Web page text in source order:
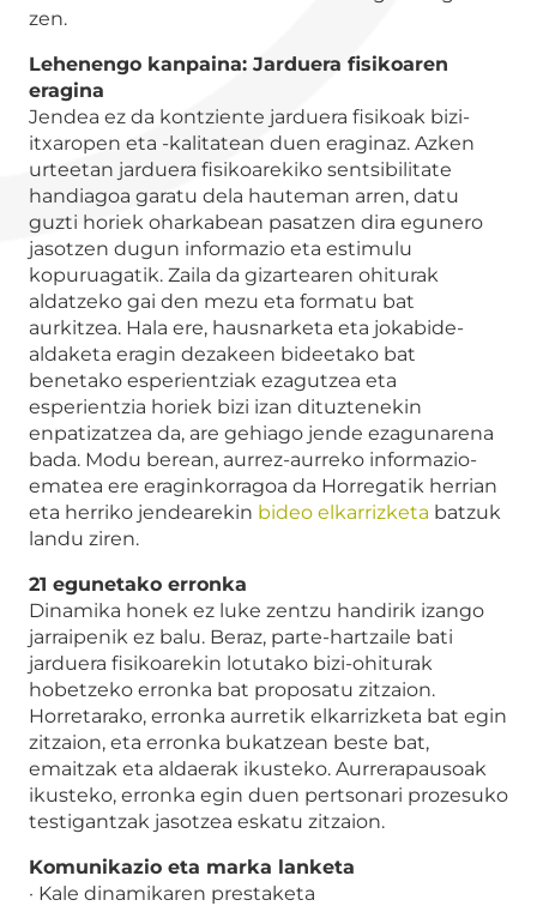
zen.
Lehenengo kanpaina: Jarduera fisikoaren
eragina
Jendea ez da kontziente jarduera fisikoak bizi-
itxaropen eta -kalitatean duen eraginaz. Azken
urteetan jarduera fisikoarekiko sentsibilitate
handiagoa garatu dela hauteman arren, datu
guzti horiek oharkabean pasatzen dira egunero
jasotzen dugun informazio eta estimulu
kopuruagatik. Zaila da gizartearen ohiturak
aldatzeko gai den mezu eta formatu bat
aurkitzea. Hala ere, hausnarketa eta jokabide-
aldaketa eragin dezakeen bideetako bat
benetako esperientziak ezagutzea eta
esperientzia horiek bizi izan dituztenekin
enpatizatzea da, are gehiago jende ezagunarena
bada. Modu berean, aurrez-aurreko informazio-
ematea ere eraginkorragoa da Horregatik herrian
eta herriko jendearekin bideo elkarrizketa batzuk
landu ziren.
21 egunetako erronka
Dinamika honek ez luke zentzu handirik izango
jarraipenik ez balu. Beraz, parte-hartzaile bati
jarduera fisikoarekin lotutako bizi-ohiturak
hobetzeko erronka bat proposatu zitzaion.
Horretarako, erronka aurretik elkarrizketa bat egin
zitzaion, eta erronka bukatzean beste bat,
emaitzak eta aldaerak ikusteko. Aurrerapausoak
ikusteko, erronka egin duen pertsonari prozesuko
testigantzak jasotzea eskatu zitzaion.
Komunikazio eta marka lanketa
· Kale dinamikaren prestaketa